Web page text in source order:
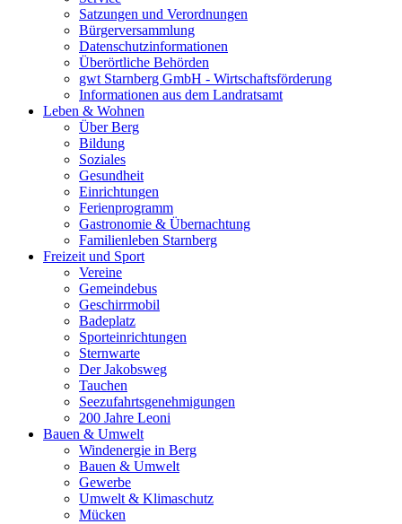
Satzungen und Verordnungen
Bürgerversammlung
Datenschutzinformationen
Überörtliche Behörden
gwt Starnberg GmbH - Wirtschaftsförderung
Informationen aus dem Landratsamt
Leben & Wohnen
Über Berg
Bildung
Soziales
Gesundheit
Einrichtungen
Ferienprogramm
Gastronomie & Übernachtung
Familienleben Starnberg
Freizeit und Sport
Vereine
Gemeindebus
Geschirrmobil
Badeplatz
Sporteinrichtungen
Sternwarte
Der Jakobsweg
Tauchen
Seezufahrtsgenehmigungen
200 Jahre Leoni
Bauen & Umwelt
Windenergie in Berg
Bauen & Umwelt
Gewerbe
Umwelt & Klimaschutz
Mücken